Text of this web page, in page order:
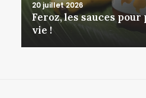
20 juillet 2026
Feroz, les sauces
vie !